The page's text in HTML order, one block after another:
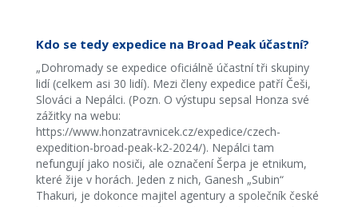
Kdo se tedy expedice na Broad Peak účastní?
„Dohromady se expedice oficiálně účastní tři skupiny
lidí (celkem asi 30 lidí). Mezi členy expedice patří Češi,
Slováci a Nepálci. (Pozn. O výstupu sepsal Honza své
zážitky na webu:
https://www.honzatravnicek.cz/expedice/czech-
expedition-broad-peak-k2-2024/). Nepálci tam
nefungují jako nosiči, ale označení Šerpa je etnikum,
které žije v horách. Jeden z nich, Ganesh „Subin“
Thakuri, je dokonce majitel agentury a společník české